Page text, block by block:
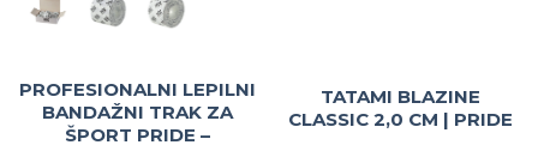
PROFESIONALNI LEPILNI
BANDAŽNI TRAK ZA
ŠPORT PRIDE –
TATAMI BLAZINE
CLASSIC 2,0 CM | PRIDE